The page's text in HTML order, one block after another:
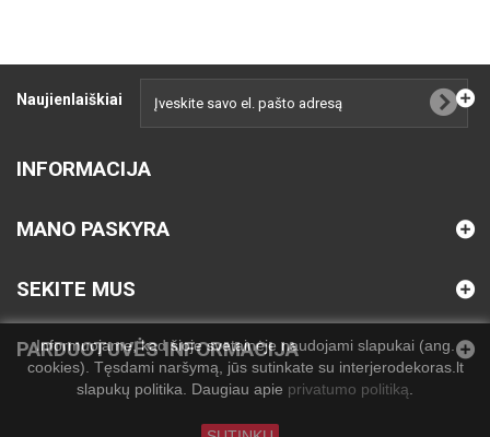
Informuojame, kad šioje svetainėje naudojami slapukai (ang.
cookies). Tęsdami naršymą, jūs sutinkate su interjerodekoras.lt
slapukų politika. Daugiau apie privatumo politiką
Naujienlaiškiai
INFORMACIJA
MANO PASKYRA
SEKITE MUS
PARDUOTUVĖS INFORMACIJA